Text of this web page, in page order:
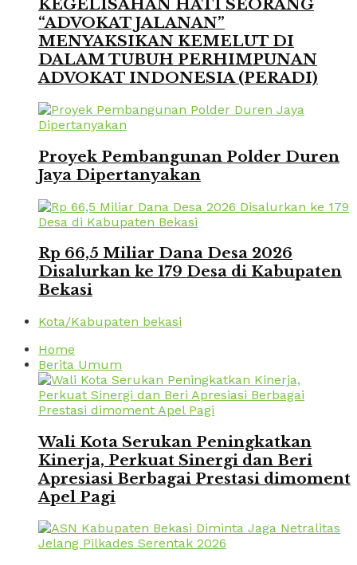
KEGELISAHAN HATI SEORANG
“ADVOKAT JALANAN”
MENYAKSIKAN KEMELUT DI
DALAM TUBUH PERHIMPUNAN
ADVOKAT INDONESIA (PERADI)
Proyek Pembangunan Polder Duren
Jaya Dipertanyakan
Rp 66,5 Miliar Dana Desa 2026
Disalurkan ke 179 Desa di Kabupaten
Bekasi
Kota/Kabupaten bekasi
Home
Berita Umum
Wali Kota Serukan Peningkatkan
Kinerja, Perkuat Sinergi dan Beri
Apresiasi Berbagai Prestasi dimoment
Apel Pagi